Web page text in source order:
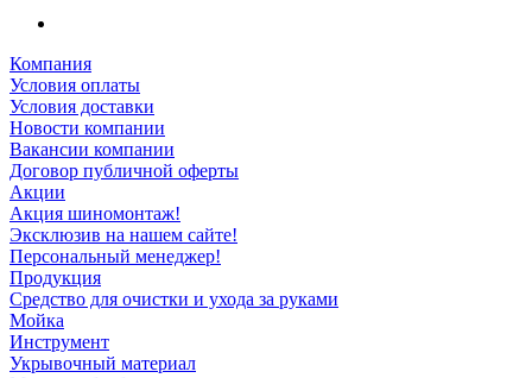
Компания
Условия оплаты
Условия доставки
Новости компании
Вакансии компании
Договор публичной оферты
Акции
Акция шиномонтаж!
Эксклюзив на нашем сайте!
Персональный менеджер!
Продукция
Средство для очистки и ухода за руками
Мойка
Инструмент
Укрывочный материал